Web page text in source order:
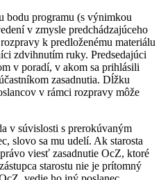
programu (s výnimkou
v zmysle predchádzajúceho
k predloženému materiálu
zdvihnutím ruky. Predsedajúci
v poradí, v akom sa prihlásili
zasadnutia. Dĺžku
v rámci rozpravy môže
v súvislosti s prerokúvaným
slovo sa mu udelí. Ak starosta
viesť zasadnutie OcZ, ktoré
starostu nie je prítomný